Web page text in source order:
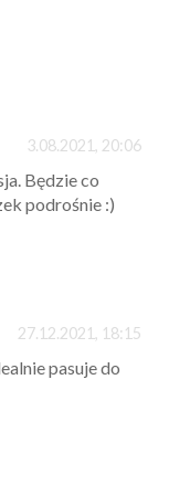
3.08.2021, 20:06
Będzie co
podrośnie :)
27.12.2021, 18:15
pasuje do